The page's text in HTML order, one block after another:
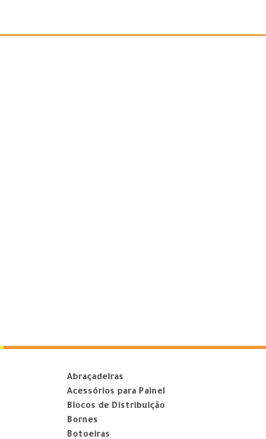
Abraçadeiras
Acessórios para Painel
Blocos de Distribuição
Bornes
Botoeiras